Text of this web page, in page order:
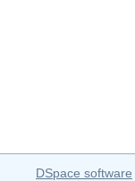
DSpace software